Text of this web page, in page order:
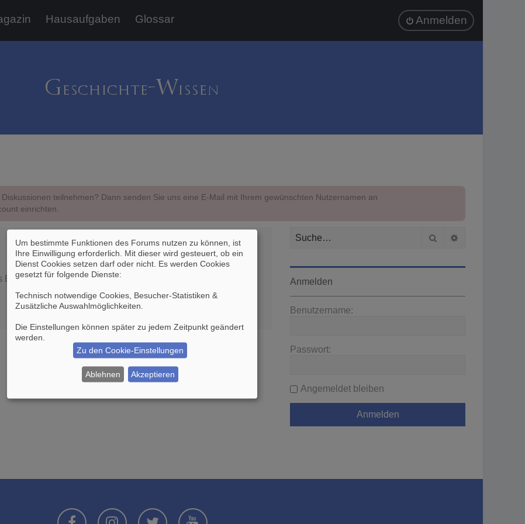
Hausaufgaben Glossar Anmelden
teilnehmen? Dann senden Sie uns eine E-Mail mit Ihrem gewünschten Nutzernamen an
einrichten.
Boards löschen möchten?
Suche
Anmelden
Benutzername:
Passwort:
Angemeldet bleiben
Um bestimmte Funktionen des Forums nutzen zu können, ist
Ihre Einwilligung erforderlich. Mit dieser wird gesteuert, ob ein
Dienst Cookies setzen darf oder nicht. Es werden Cookies
gesetzt für folgende Dienste:
Technisch notwendige Cookies, Besucher-Statistiken &
Zusätzliche Auswahlmöglichkeiten
Die Einstellungen können später zu jedem Zeitpunkt geändert
werden.
Zu den Cookie-Einstellungen
Ablehnen Akzeptieren